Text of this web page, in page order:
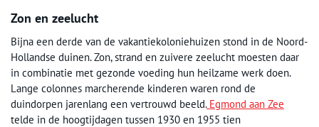
Zon en zeelucht
Bijna een derde van de vakantiekoloniehuizen stond in de Noord-
Hollandse duinen. Zon, strand en zuivere zeelucht moesten daar
in combinatie met gezonde voeding hun heilzame werk doen.
Lange colonnes marcherende kinderen waren rond de
duindorpen jarenlang een vertrouwd beeld.Egmond aan Zee
telde in de hoogtijdagen tussen 1930 en 1955 tien